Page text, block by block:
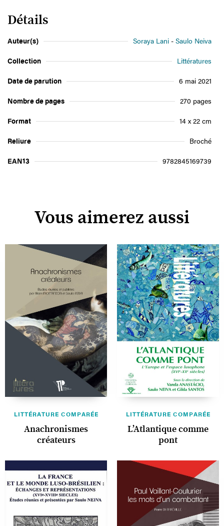
Détails
Auteur(s) Soraya Lani Saulo Neiva
Collection Littératures
Date de parution 6 mai 2021
Nombre de pages 270 pages
Format 14 x 22 cm
Reliure Broché
EAN13 9782845169739
Vous aimerez aussi
LITTÉRATURE COMPARÉE
Anachronismes
créateurs
LITTÉRATURE COMPARÉE
L’Atlantique comme
pont